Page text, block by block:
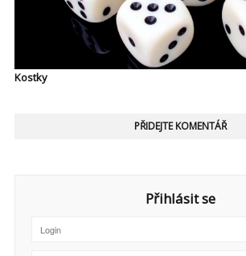
Kostky
PŘIDEJTE KOMENTÁŘ
Přihlásit se